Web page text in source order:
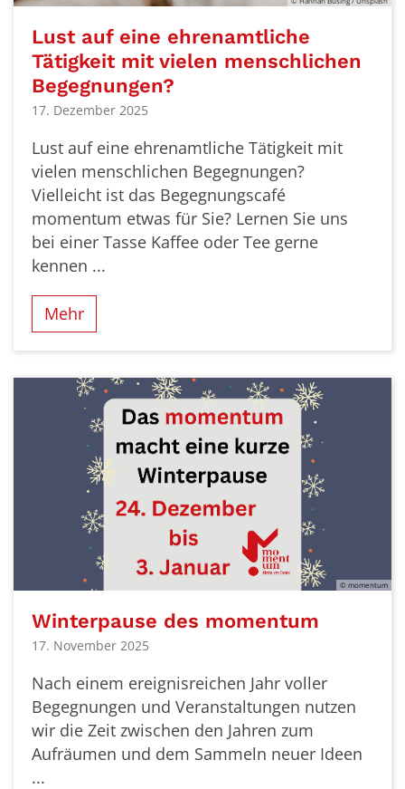
Lust auf eine ehrenamtliche
Tätigkeit mit vielen menschlichen
Begegnungen?
17. Dezember 2025
Lust auf eine ehrenamtliche Tätigkeit mit
vielen menschlichen Begegnungen?
Vielleicht ist das Begegnungscafé
momentum etwas für Sie? Lernen Sie uns
bei einer Tasse Kaffee oder Tee gerne
kennen ...
Mehr
© momentum
Winterpause des momentum
17. November 2025
Nach einem ereignisreichen Jahr voller
Begegnungen und Veranstaltungen nutzen
wir die Zeit zwischen den Jahren zum
Aufräumen und dem Sammeln neuer Ideen
...